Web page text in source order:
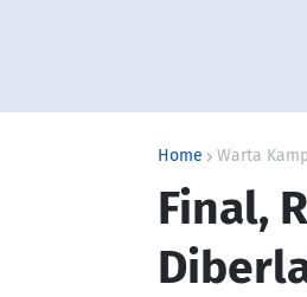
Home Warta
Final,